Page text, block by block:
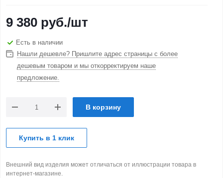
9 380 руб./шт
Есть в наличии
Нашли дешевле? Пришлите адрес страницы с более
дешевым товаром и мы откорректируем наше
предложение.
В корзину
Купить в 1 клик
Внешний вид изделия может отличаться от иллюстрации товара в
интернет-магазине.